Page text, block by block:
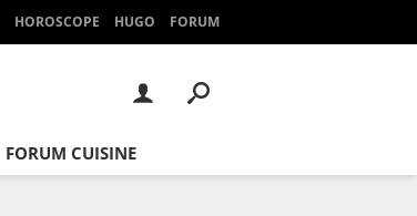
HOROSCOPE HUGO FORUM
FORUM CUISINE